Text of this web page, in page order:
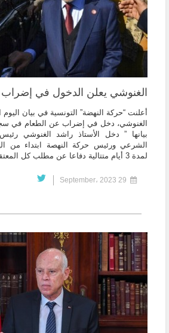
الغنوشي يعلن الدخول في
أعلنت “حركة النهضة” التونسية في بيان
الغنوشي، دخل في إضراب عن الطعام في
بيانها ” دخل الأستاذ راشد الغنوشي
الشرعي ورئيس حركة النهصة ابتداء من
لمدة 3 أيام متتالية دفاعا عن مطلب كل المعتقلين ...